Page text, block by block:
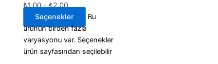
₺1,00 - ₺2,00
Seçenekler
Bu
ürünün birden fazla
varyasyonu var. Seçenekler
ürün sayfasından seçilebilir